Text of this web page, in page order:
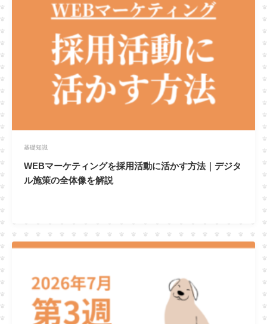
基礎知識
WEBマーケティングを採用活動に活かす方法｜デジタ
ル施策の全体像を解説